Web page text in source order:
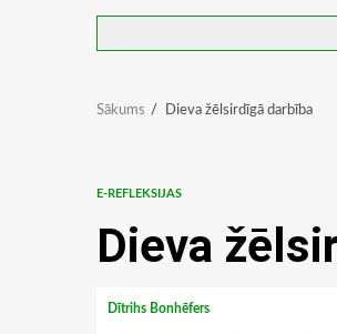
Sākums Dieva žēlsirdīgā darbība
E-REFLEKSIJAS
Dieva
Dītrihs Bonhēfers